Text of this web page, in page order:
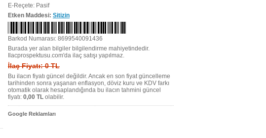
E-Reçete: Pasif
Etken Maddesi: Sitizin
Barkod Numarası: 8699540091436
Burada yer alan bilgiler bilgilendirme mahiyetindedir.
Ilacprospektusu.com'da ilaç satışı yapılmaz.
İlaç Fiyatı: 0 TL
Bu ilacın fiyatı güncel değildir. Ancak en son fiyat güncelleme
tarihinden sonra yaşanan enflasyon, döviz kuru ve KDV farkı
otomatik olarak hesaplandığında bu ilacın tahmini güncel
fiyatı: 0,00 TL olabilir.
Google Reklamları